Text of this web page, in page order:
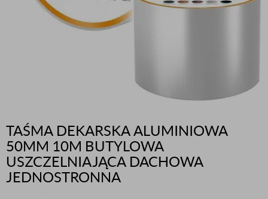
TAŚMA DEKARSKA ALUMINIOWA
50MM 10M BUTYLOWA
USZCZELNIAJĄCA DACHOWA
JEDNOSTRONNA